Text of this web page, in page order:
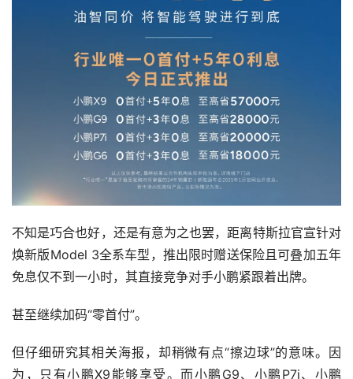
不知是巧合也好，还是有意为之也罢，距离特斯拉官宣针对
焕新版Model 3全系车型，推出限时赠送保险且可叠加五年
免息仅不到一小时，其直接竞争对手小鹏紧跟着出牌。
甚至继续加码“零首付”。
但仔细研究其相关海报，却稍微有点“擦边球”的意味。因
为，只有小鹏X9能够享受。而小鹏G9、小鹏P7i、小鹏